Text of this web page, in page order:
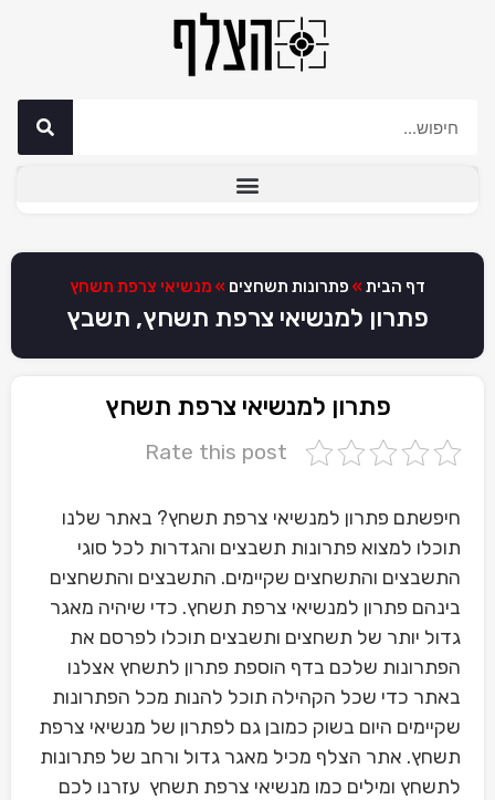
דף הבית » פתרונות תשחצים » מנשיאי צרפת תשחץ
פתרון למנשיאי צרפת תשחץ, תשבץ
פתרון למנשיאי צרפת תשחץ
Rate this post
חיפשתם פתרון למנשיאי צרפת תשחץ? באתר שלנו
תוכלו למצוא פתרונות תשבצים והגדרות לכל סוגי
התשבצים והתשחצים שקיימים. התשבצים והתשחצים
בינהם פתרון למנשיאי צרפת תשחץ. כדי שיהיה מאגר
גדול יותר של תשחצים ותשבצים תוכלו לפרסם את
הפתרונות שלכם בדף הוספת פתרון לתשחץ אצלנו
באתר כדי שכל הקהילה תוכל להנות מכל הפתרונות
שקיימים היום בשוק כמובן גם לפתרון של מנשיאי צרפת
תשחץ. אתר הצלף מכיל מאגר גדול ורחב של פתרונות
לתשחץ ומילים כמו מנשיאי צרפת תשחץ עזרנו לכם